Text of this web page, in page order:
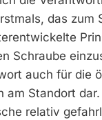
das zum
Schraube
auch für die
am Standort
relativ